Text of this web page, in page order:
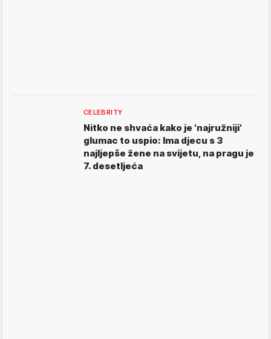
CELEBRITY
Nitko ne shvaća kako je 'najružniji'
glumac to uspio: Ima djecu s 3
najljepše žene na svijetu, na pragu je
7. desetljeća